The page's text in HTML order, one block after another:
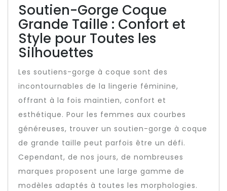
Soutien-Gorge Coque
Grande Taille : Confort et
Style pour Toutes les
Silhouettes
Les soutiens-gorge à coque sont des
incontournables de la lingerie féminine,
offrant à la fois maintien, confort et
esthétique. Pour les femmes aux courbes
généreuses, trouver un soutien-gorge à coque
de grande taille peut parfois être un défi.
Cependant, de nos jours, de nombreuses
marques proposent une large gamme de
modèles adaptés à toutes les morphologies.